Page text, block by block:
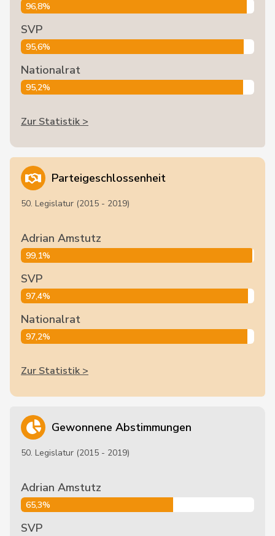
96,8%
SVP
95,6%
Nationalrat
95,2%
Zur Statistik >
Parteigeschlossenheit
50. Legislatur (2015 - 2019)
Adrian Amstutz
99,1%
SVP
97,4%
Nationalrat
97,2%
Zur Statistik >
Gewonnene Abstimmungen
50. Legislatur (2015 - 2019)
Adrian Amstutz
65,3%
SVP